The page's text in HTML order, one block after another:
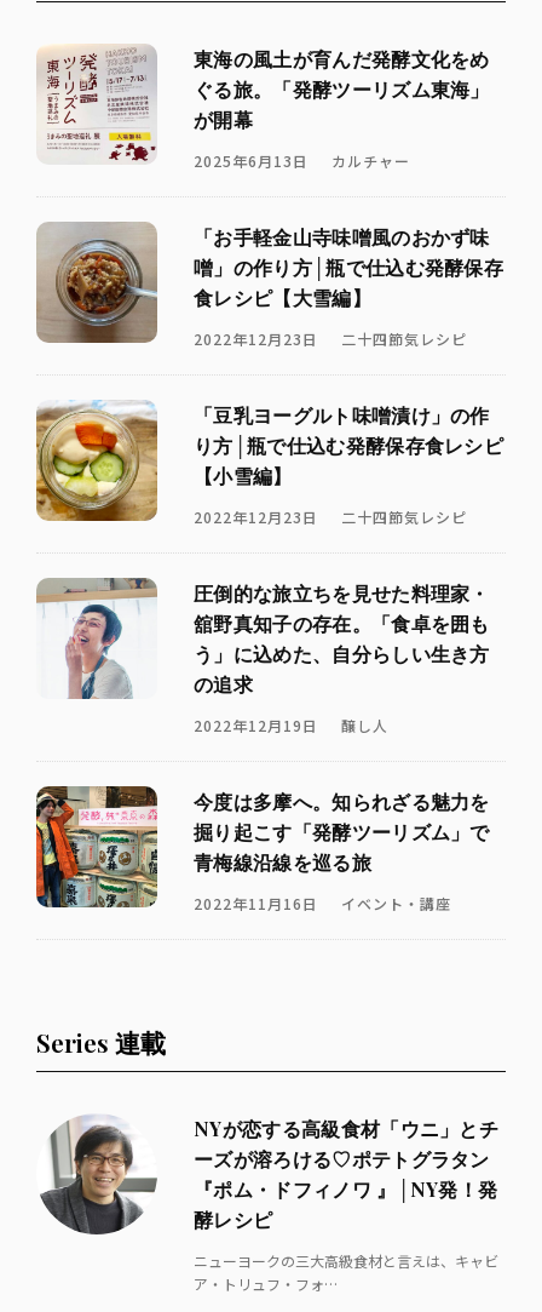
東海の風土が育んだ発酵文化をめ
ぐる旅。「発酵ツーリズム東海」
が開幕
2025年6月13日 カルチャー
「お手軽金山寺味噌風のおかず味
噌」の作り方│瓶で仕込む発酵保存
食レシピ【大雪編】
2022年12月23日 二十四節気レシピ
「豆乳ヨーグルト味噌漬け」の作
り方│瓶で仕込む発酵保存食レシピ
【小雪編】
2022年12月23日 二十四節気レシピ
圧倒的な旅立ちを見せた料理家・
舘野真知子の存在。「食卓を囲も
う」に込めた、自分らしい生き方
の追求
2022年12月19日 醸し人
今度は多摩へ。知られざる魅力を
掘り起こす「発酵ツーリズム」で
青梅線沿線を巡る旅
2022年11月16日 イベント・講座
Series 連載
NYが恋する高級食材「ウニ」とチ
ーズが溶ろける♡ポテトグラタン
『ポム・ドフィノワ 』│NY発！発
酵レシピ
ニューヨークの三大高級食材と言えは、キャビ
ア・トリュフ・フォ…